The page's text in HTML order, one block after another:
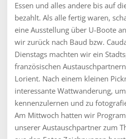
Essen und alles andere bis auf
bezahlt. Als alle fertig waren,
eine Ausstellung über U-Boote
wir zurück nach Baud bzw.
Dienstags machten wir ein
französischen
Lorient. Nach einem kleinen
interessante Wattwanderung,
kennenzulernen und zu
Am Mittwoch hatten wir
unserer Austauschpartner zum